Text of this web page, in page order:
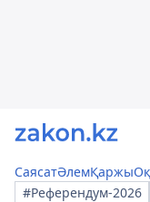
СаясатӘлемҚаржы
#Референдум-2026